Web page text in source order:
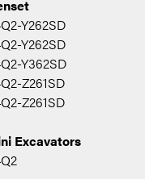
Y262SD
Y262SD
Y362SD
Z261SD
Z261SD
Excavators